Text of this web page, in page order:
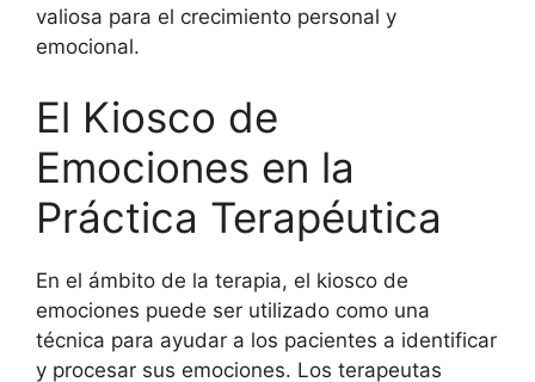
valiosa para el crecimiento personal y
emocional.
El Kiosco de
Emociones en la
Práctica Terapéutica
En el ámbito de la terapia, el kiosco de
emociones puede ser utilizado como una
técnica para ayudar a los pacientes a identificar
y procesar sus emociones. Los terapeutas